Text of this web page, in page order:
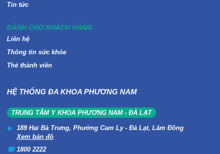
Tin tức
DÀNH CHO KHÁCH HÀNG
Liên hệ
Thông tin sức khỏe
Thẻ thành viên
HỆ THỐNG ĐA KHOA PHƯƠNG NAM
TRUNG TÂM Y KHOA PHƯƠNG NAM - ĐÀ LẠT
189 Hai Bà Trưng, Phường Cam Ly - Đà Lạt, Lâm Đồng
Xem bản đồ
1800 2222